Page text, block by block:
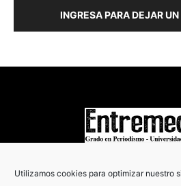
Utilizamos cookies para optimizar nuestro
INGRESA PARA DEJAR